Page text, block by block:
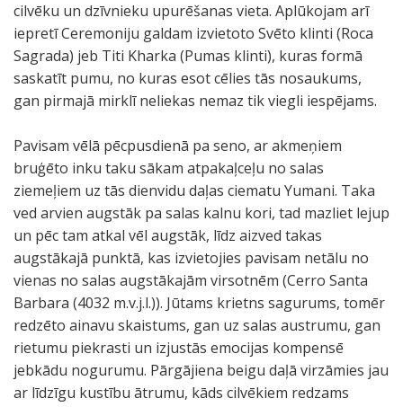
cilvēku un dzīvnieku upurēšanas vieta. Aplūkojam arī
iepretī Ceremoniju galdam izvietoto Svēto klinti (Roca
Sagrada) jeb Titi Kharka (Pumas klinti), kuras formā
saskatīt pumu, no kuras esot cēlies tās nosaukums,
gan pirmajā mirklī neliekas nemaz tik viegli iespējams.
Pavisam vēlā pēcpusdienā pa seno, ar akmeņiem
bruģēto inku taku sākam atpakaļceļu no salas
ziemeļiem uz tās dienvidu daļas ciematu Yumani. Taka
ved arvien augstāk pa salas kalnu kori, tad mazliet lejup
un pēc tam atkal vēl augstāk, līdz aizved takas
augstākajā punktā, kas izvietojies pavisam netālu no
vienas no salas augstākajām virsotnēm (Cerro Santa
Barbara (4032 m.v.j.l.)). Jūtams krietns sagurums, tomēr
redzēto ainavu skaistums, gan uz salas austrumu, gan
rietumu piekrasti un izjustās emocijas kompensē
jebkādu nogurumu. Pārgājiena beigu daļā virzāmies jau
ar līdzīgu kustību ātrumu, kāds cilvēkiem redzams